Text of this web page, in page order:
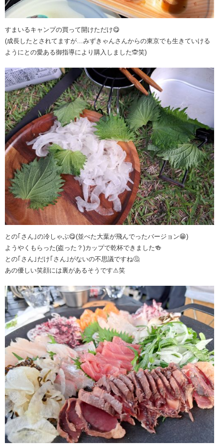
すまいるキャンプの買って開けただけ😋
(成長したとされてますが…みずきゃんさんからの東京でも生きていける
ようにとの愛ある御指導により購入しました🙊笑)
との｢さん｣の冷しゃぶ😋(並べた大葉が飛んでったバージョン😁)
ようやくもらった(盗った？)カップで乾杯できました🍻
との｢さん｣だけ｢さん｣がないの不思議ですね🤔
あの優しい笑顔には裏があるそうです⚠笑